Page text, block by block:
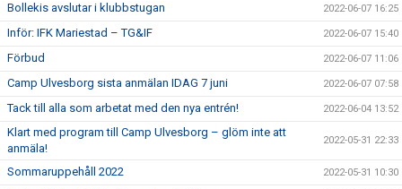
Bollekis avslutar i klubbstugan 2022-06-07 16:25
Inför: IFK Mariestad – TG&IF 2022-06-07 15:40
Förbud 2022-06-07 11:06
Camp Ulvesborg sista anmälan IDAG 7 juni 2022-06-07 07:58
Tack till alla som arbetat med den nya entrén! 2022-06-04 13:52
Klart med program till Camp Ulvesborg – glöm inte att
anmäla!
2022-05-31 22:33
Sommaruppehåll 2022 2022-05-31 10:30